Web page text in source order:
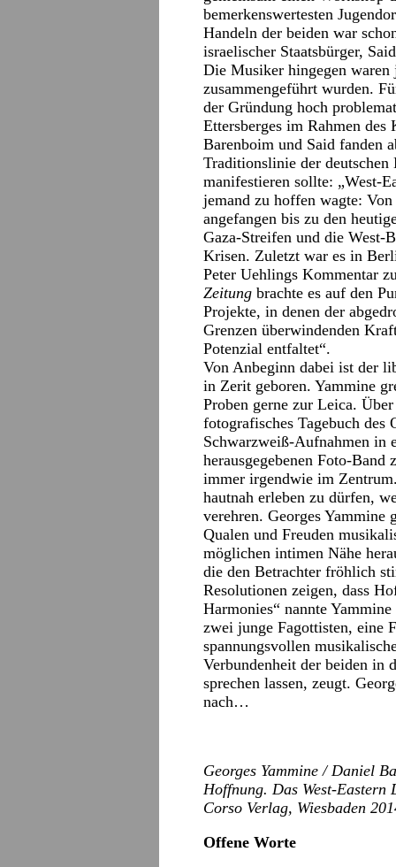
bemerkenswertesten
Handeln der beiden war
israelischer Staatsbürger,
Die Musiker hingegen
zusammengeführt wurden.
der Gründung hoch
Ettersberges im Rahmen des
Barenboim und Said fanden
Traditionslinie der
manifestieren sollte: „West-
jemand zu hoffen wagte:
angefangen bis zu den
Gaza-Streifen und die West-
Krisen. Zuletzt war es in
Peter Uehlings Kommentar
Zeitung brachte es auf den
Projekte, in denen der
Grenzen überwindenden
Potenzial entfaltet“.
Von Anbeginn dabei ist der
in Zerit geboren. Yammine
Proben gerne zur Leica.
fotografisches Tagebuch des
Schwarzweiß-Aufnahmen in
herausgegebenen Foto-
immer irgendwie im
hautnah erleben zu dürfen,
verehren. Georges Yammine
Qualen und Freuden
möglichen intimen Nähe
die den Betrachter fröhlich
Resolutionen zeigen, dass
Harmonies“ nannte
zwei junge Fagottisten, eine
spannungsvollen
Verbundenheit der beiden in
sprechen lassen, zeugt.
nach…
Georges Yammine / Daniel
Hoffnung. Das West-
Corso Verlag, Wiesbaden
Offene Worte